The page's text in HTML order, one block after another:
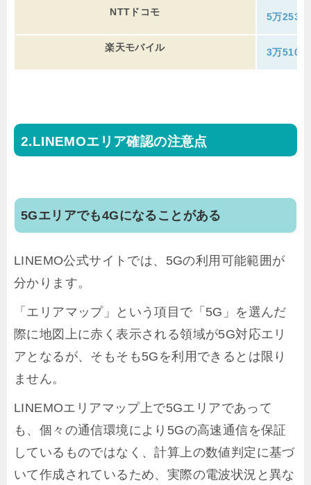
NTTドコモ 5万2532
楽天モバイル 3万5108
LINEMOエリア確認の注意点
5Gエリアでも4Gになることがある
LINEMO公式サイトでは、5Gの利用可能範囲が
分かります。
「エリアマップ」という項目で「5G」を選んだ
際に地図上に赤く表示される領域が5G対応エリ
アとなるが、そもそも5Gを利用できるとは限り
ません。
LINEMOエリアマップ上で5Gエリアであって
も、個々の通信環境により5Gの高速通信を保証
しているものではなく、計算上の数値判定に基づ
いて作成されているため、実際の電波状況と異な